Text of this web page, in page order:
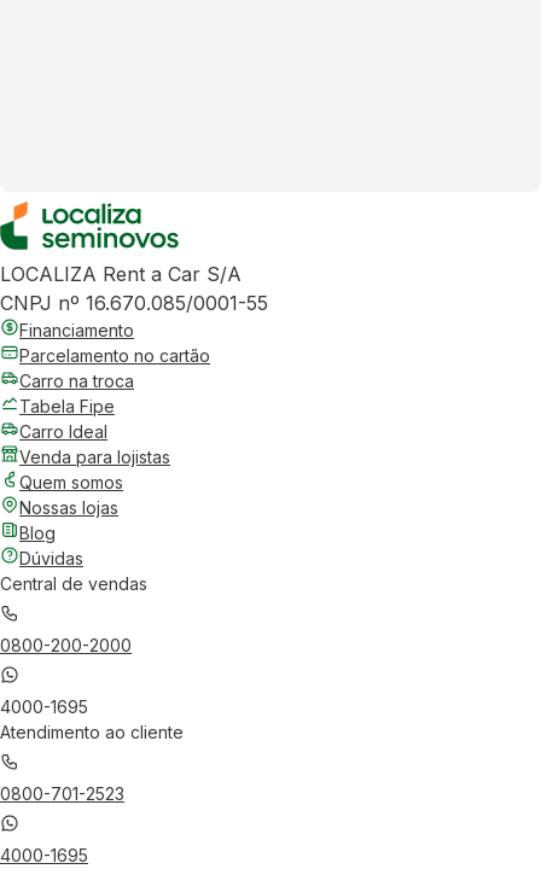
LOCALIZA Rent a Car S/A
CNPJ nº 16.670.085/0001-55
Financiamento
Parcelamento no cartão
Carro na troca
Tabela Fipe
Carro Ideal
Venda para lojistas
Quem somos
Nossas lojas
Blog
Dúvidas
Central de vendas
0800-200-2000
4000-1695
Atendimento ao cliente
0800-701-2523
4000-1695